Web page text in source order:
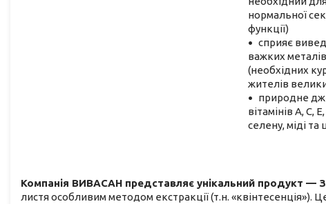
нормальної
функції)
сприяє
важких металів
(необхідних
жителів
природне
вітамінів А, С,
селену, міді та
Компанія ВИВАСАН представляє унікальний продукт —
листя особливим методом екстракції (т.н.